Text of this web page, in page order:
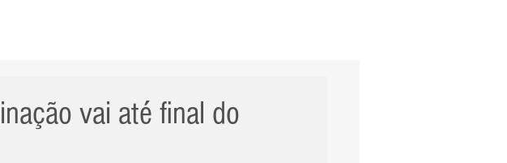
vai até final do